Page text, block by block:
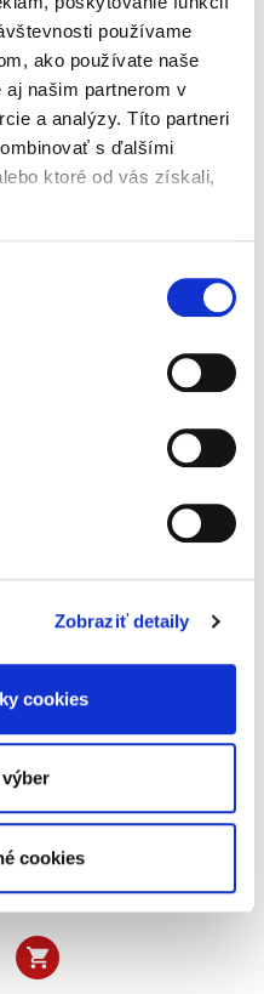
používame
ako používate naše
našim partnerom v
a analýzy. Títo partneri
s ďalšími
ktoré od vás získali,
Zobraziť detaily
cookies
cookies
právnej úpravy
sporovom
sa na vybrané
Pracuje pritom
o súlade
súdnictve. Jej
samosprávy
aspekty